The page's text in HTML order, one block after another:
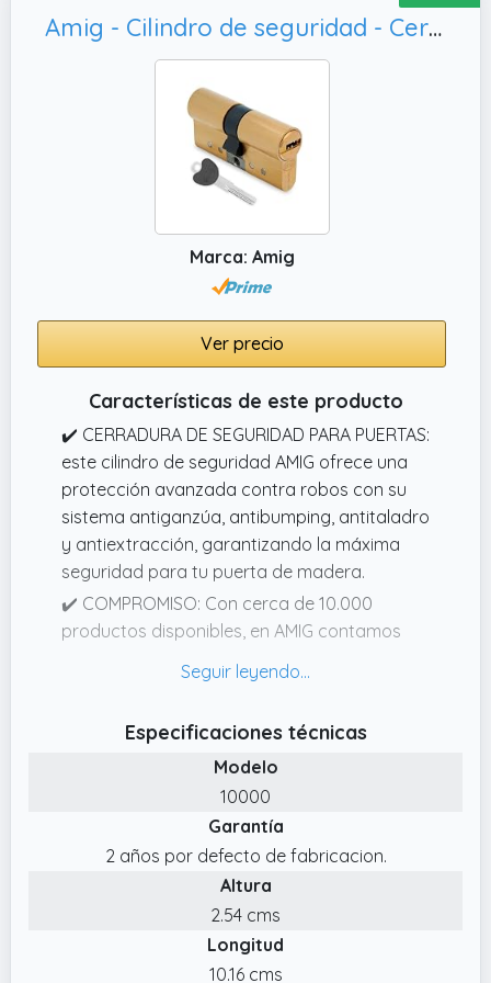
sencillo; basta con retirar el tornillo de
fijación, colocar el cilindro nuevo, alinear la
leva y fijarlo de nuevo. Todo el proceso se
puede realizar sin complicaciones.
Amig - Cilindro de seguridad - Cerradura para puertas - Antiganzúa y Antibumping - Bombín Antiextracción y Antirotura - Incluye 5 llaves - Dorado mate - Medidas: 70 (35-35) mm
Marca: Amig
Ver precio
Características de este producto
✔️ CERRADURA DE SEGURIDAD PARA PUERTAS:
este cilindro de seguridad AMIG ofrece una
protección avanzada contra robos con su
sistema antiganzúa, antibumping, antitaladro
y antiextracción, garantizando la máxima
seguridad para tu puerta de madera.
✔️ COMPROMISO: Con cerca de 10.000
productos disponibles, en AMIG contamos
distribuyendo productos de cerrajería,
menaje y hogar, electricidad, línea
profesional y protección y seguridad laboral.
Todos de la más alta calidad y fiabilidad.
✔️ DETALLES: fabricado en latón de alta
calidad, este cilindro tiene muelles de acero
inoxidable para una mayor durabilidad. La
medida de 70 (3535mm) asegura un ajuste
perfecto en puertas estándar.
✔️ MODO DE USO: instalar la cerradura es
Especificaciones técnicas
Modelo
10000
Garantía
2 años por defecto de fabricacion.
Altura
2.54 cms
Longitud
10.16 cms